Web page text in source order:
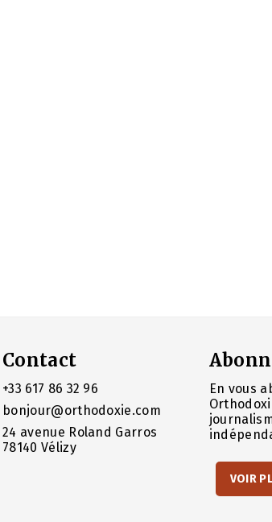
Contact
+33 617 86 32 96
bonjour@orthodoxie.com
24 avenue Roland Garros
78140 Vélizy
En vous
VOIR